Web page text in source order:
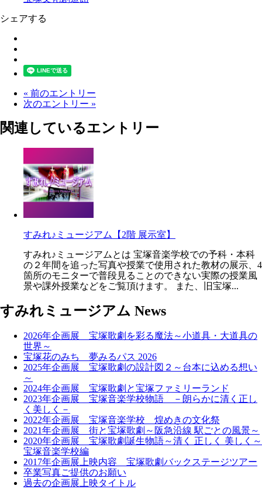
シェアする
« 前のエントリー
次のエントリー »
関連しているエントリー
すみれ♪ミュージアム【2階 展示室】
すみれ♪ミュージアムとは 宝塚音楽学校での予科・本科
の２年間を追った写真や授業で使用された教材の展示、4
箇所のモニターで普段見ることのできない実際の授業風
景や課外授業などをご覧頂けます。 また、旧宝塚...
すみれミュージアム News
2026年企画展 宝塚歌劇を彩る魔法～小道具・大道具の
世界～
宝塚花のみち 夢みるパス 2026
2025年企画展 宝塚歌劇の設計図２～台本に込める想い
～
2024年企画展 宝塚歌劇と宝塚ファミリーランド
2023年企画展 宝塚音楽学校物語 －朗らかに清く正し
く美しく－
2022年企画展 宝塚音楽学校 煌めきの文化祭
2021年企画展 街と宝塚歌劇～阪急沿線 駅ごとの風景～
2020年企画展 宝塚歌劇誕生物語～清く 正しく 美しく～
宝塚音楽学校編
2017年企画展上映内容 宝塚歌劇バックステージツアー
卒業写真ご提供のお願い
過去の企画展上映タイトル